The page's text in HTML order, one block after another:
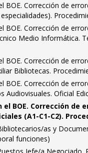
BOE. Corrección de
BOE. Corrección de
Medio Informática.
BOE. Corrección de
Bibliotecas.
BOE. Corrección de
Audiovisuales. Oficial
el BOE. Corrección de
(A1-C1-C2).
as y
funciones)